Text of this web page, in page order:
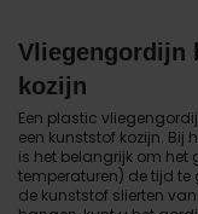
Vliegengordijn
kozijn
Een plastic
een kunststof kozijn.
is het belangrijk om
temperaturen) de tijd te
de kunststof slierten